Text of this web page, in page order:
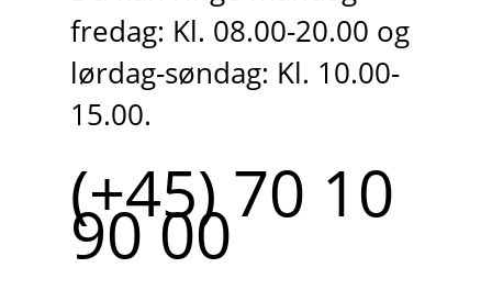
fredag: Kl. 08.00-20.00 og
lørdag-søndag: Kl. 10.00-
15.00.
(+45) 70 10
90 00